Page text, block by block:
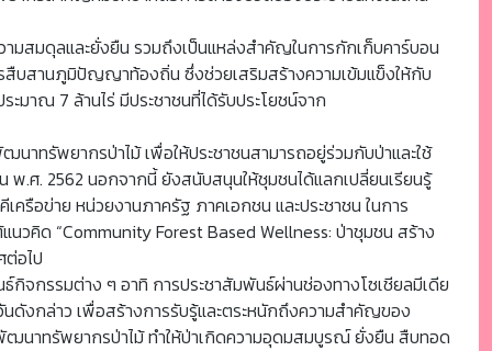
สมดุลและยั่งยืน รวมถึงเป็นแหล่งสำคัญในการกักเก็บคาร์บอน
สืบสานภูมิปัญญาท้องถิ่น ซึ่งช่วยเสริมสร้างความเข้มแข็งให้กับ
าณ 7 ล้านไร่ มีประชาชนที่ได้รับประโยชน์จาก
ทรัพยากรป่าไม้ เพื่อให้ประชาชนสามารถอยู่ร่วมกับป่าและใช้
.ศ. 2562 นอกจากนี้ ยังสนับสนุนให้ชุมชนได้แลกเปลี่ยนเรียนรู้
อข่าย หน่วยงานภาครัฐ ภาคเอกชน และประชาชน ในการ
วคิด “Community Forest Based Wellness: ป่าชุมชน สร้าง
อไป
จกรรมต่าง ๆ อาทิ การประชาสัมพันธ์ผ่านช่องทางโซเชียลมีเดีย
นดังกล่าว เพื่อสร้างการรับรู้และตระหนักถึงความสำคัญของ
ฒนาทรัพยากรป่าไม้ ทำให้ป่าเกิดความอุดมสมบูรณ์ ยั่งยืน สืบทอด